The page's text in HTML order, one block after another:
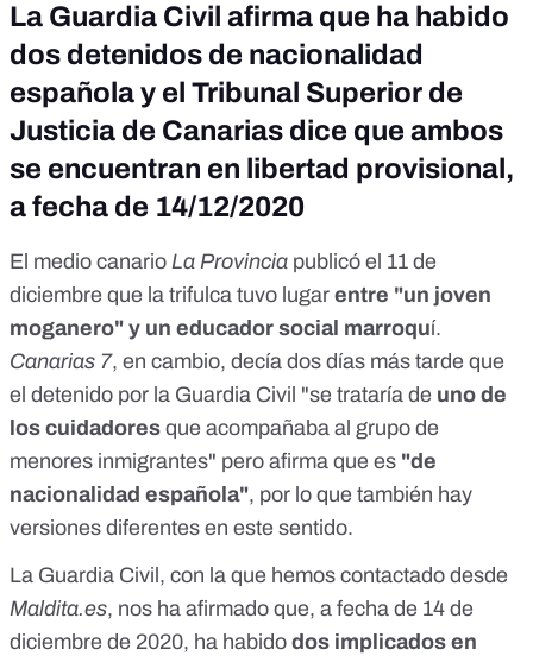
La Guardia Civil afirma que ha habido
dos detenidos de nacionalidad
española y el Tribunal Superior de
Justicia de Canarias dice que ambos
se encuentran en libertad provisional,
a fecha de 14/12/2020
El medio canario La Provincia publicó el 11 de
diciembre que la trifulca tuvo lugar entre "un joven
moganero" y un educador social marroquí.
Canarias 7, en cambio, decía dos días más tarde que
el detenido por la Guardia Civil "se trataría de uno de
los cuidadores que acompañaba al grupo de
menores inmigrantes" pero afirma que es "de
nacionalidad española", por lo que también hay
versiones diferentes en este sentido.
La Guardia Civil, con la que hemos contactado desde
Maldita.es, nos ha afirmado que, a fecha de 14 de
diciembre de 2020, ha habido dos implicados en